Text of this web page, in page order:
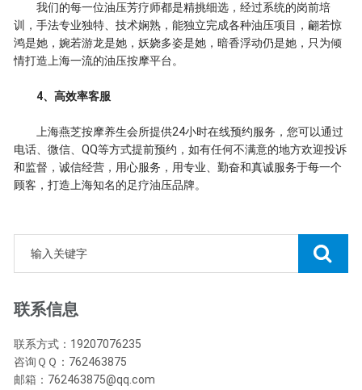
我们的每一位油压芳疗师都是精挑细选，经过系统的岗前培
训，手法专业独特、技术娴熟，能独立完成各种油压项目，翩若惊
鸿是她，婉若游龙是她，妖娆多姿是她，暗香浮动仍是她，只为倾
情打造上海一流的油压按摩平台。
4、高效率客服
上海燕芝按摩养生会所提供24小时在线预约服务，您可以通过
电话、微信、QQ等方式提前预约，如有任何不满意的地方欢迎投诉
和监督，诚信经营，用心服务，用专业、勤奋和真诚服务于每一个
顾客，打造上海知名的足疗油压品牌。
联系信息
联系方式：19207076235
咨询ＱＱ：762463875
邮箱：762463875@qq.com